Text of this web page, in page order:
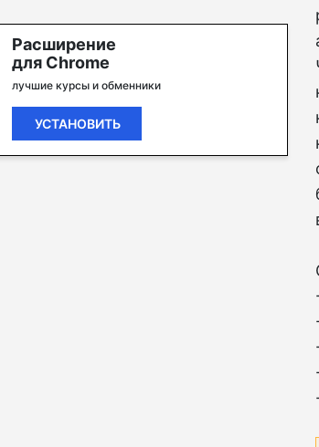
Расширение
для Chrome
лучшие курсы и обменники
УСТАНОВИТЬ